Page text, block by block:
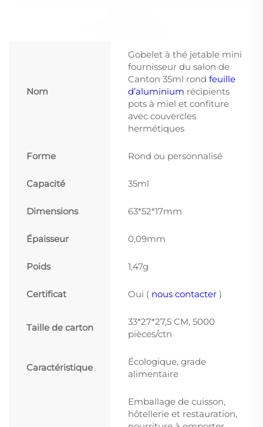
Nom
Gobelet à thé jetable mini
fournisseur du salon de
Canton 35ml rond feuille
d’aluminium récipients
pots à miel et confiture
avec couvercles
hermétiques
Forme Rond ou personnalisé
Capacité 35ml
Dimensions 63*52*17mm
Épaisseur 0,09mm
Poids 1,47g
Certificat Oui ( nous contacter )
Taille de carton
33*27*27,5 CM, 5000
pièces/ctn
Caractéristique
Écologique, grade
alimentaire
Emballage de cuisson,
hôtellerie et restauration,